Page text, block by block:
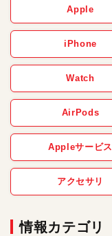
Apple
iPhone
Watch
AirPods
Appleサービス
アクセサリ
情報カテゴリ